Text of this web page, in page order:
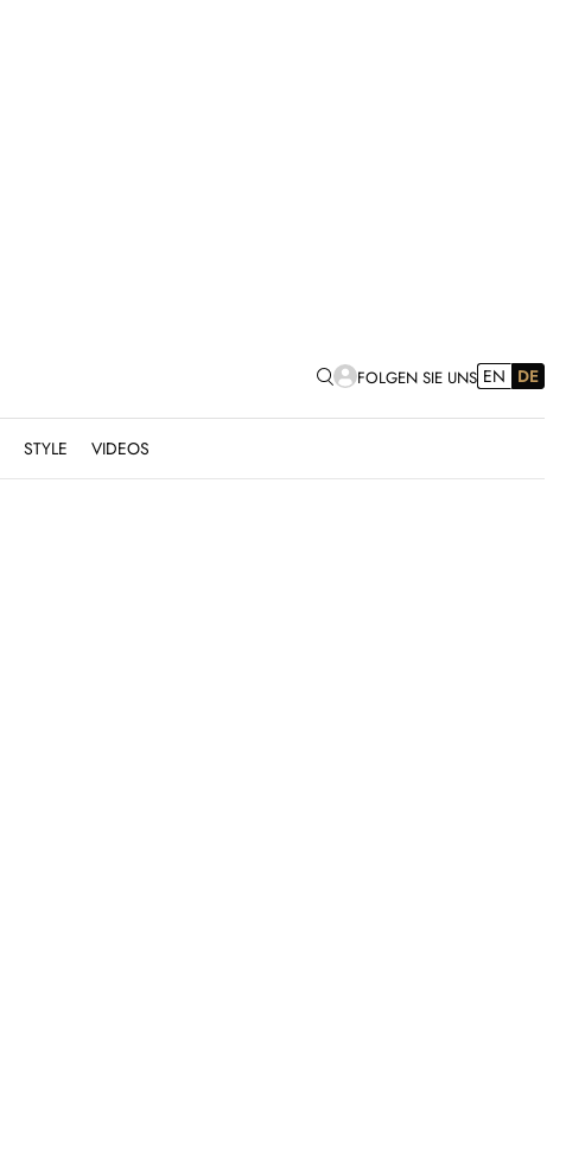
FOLGEN SIE UNS EN DE
STYLE VIDEOS